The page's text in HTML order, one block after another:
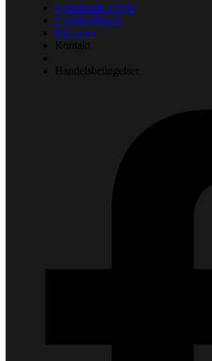
Cykelbutik i Vejle
Cykelværksted
Historien
Kontakt
Handelsbetingelser